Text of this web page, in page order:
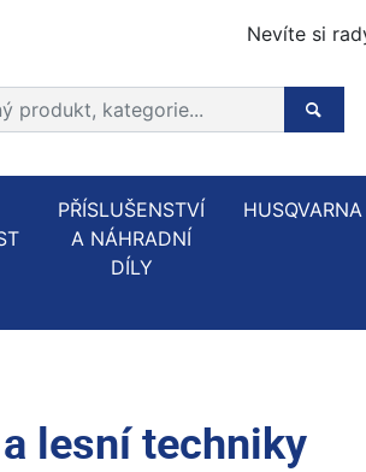
Nevíte si
web
PŘÍSLUŠENSTVÍ
A NÁHRADNÍ
DÍLY
HUSQVARNA
lesní techniky